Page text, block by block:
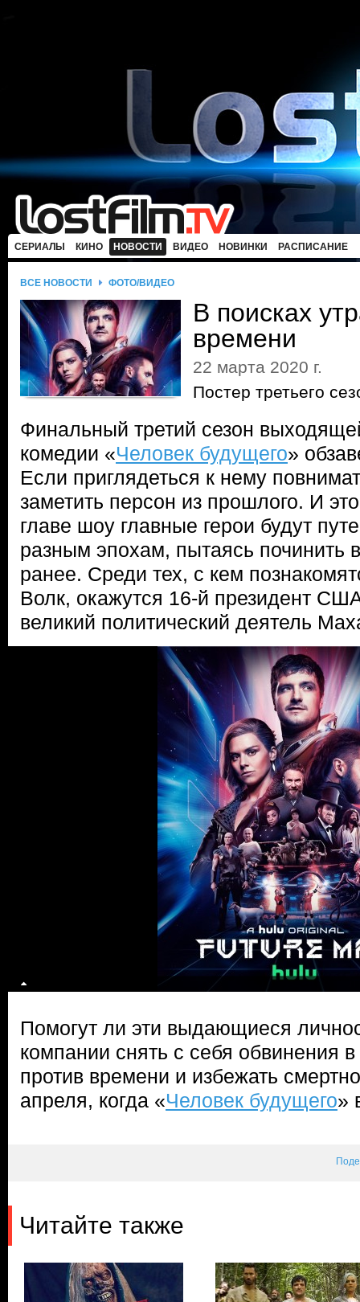
СЕРИАЛЫ КИНО НОВОСТИ ВИДЕО НОВИНКИ РАСПИСАНИЕ
ВСЕ НОВОСТИ ФОТО/ВИДЕО
В поисках
времени
22 марта 2020 г.
Постер третьего
Финальный третий сезон
комедии «Человек будущего»
Если приглядеться к нему
заметить персон из прошлого. И
главе шоу главные герои будут
разным эпохам, пытаясь починить
ранее. Среди тех, с кем
Волк, окажутся 16-й президент
великий политический деятель
Помогут ли эти выдающиеся
компании снять с себя обвинения
против времени и избежать
апреля, когда «Человек будущего»
Читайте также